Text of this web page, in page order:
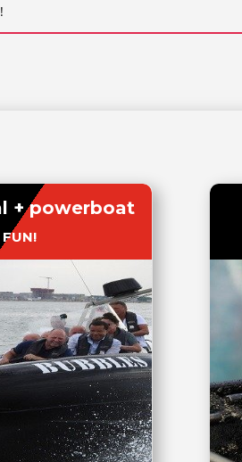
+ powerboat